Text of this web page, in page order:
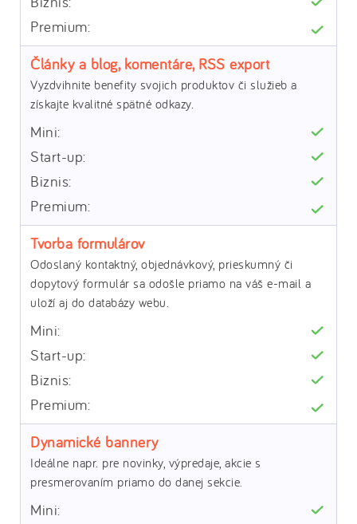
Články a blog, komentáre, RSS export
Vyzdvihnite benefity svojich produktov či služieb a
získajte kvalitné spätné odkazy.
Tvorba formulárov
Odoslaný kontaktný, objednávkový, prieskumný či
dopytový formulár sa odošle priamo na váš e-mail a
uloží aj do databázy webu.
Dynamické bannery
Ideálne napr. pre novinky, výpredaje, akcie s
presmerovaním priamo do danej sekcie.